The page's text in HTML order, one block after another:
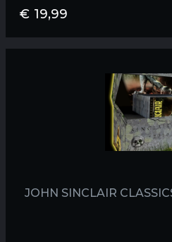
€ 19,99
JOHN SINCLAIR